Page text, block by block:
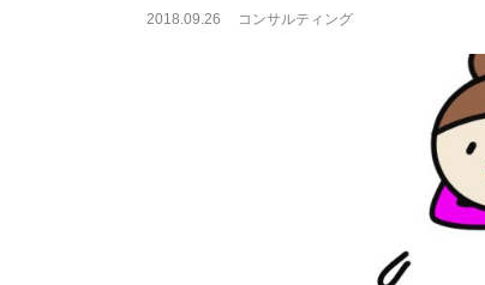
2018.09.26 コンサルティング